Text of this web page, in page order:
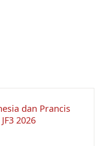
dan Prancis
2026